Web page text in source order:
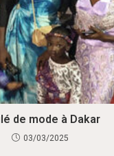
de mode à Dakar
03/03/2025